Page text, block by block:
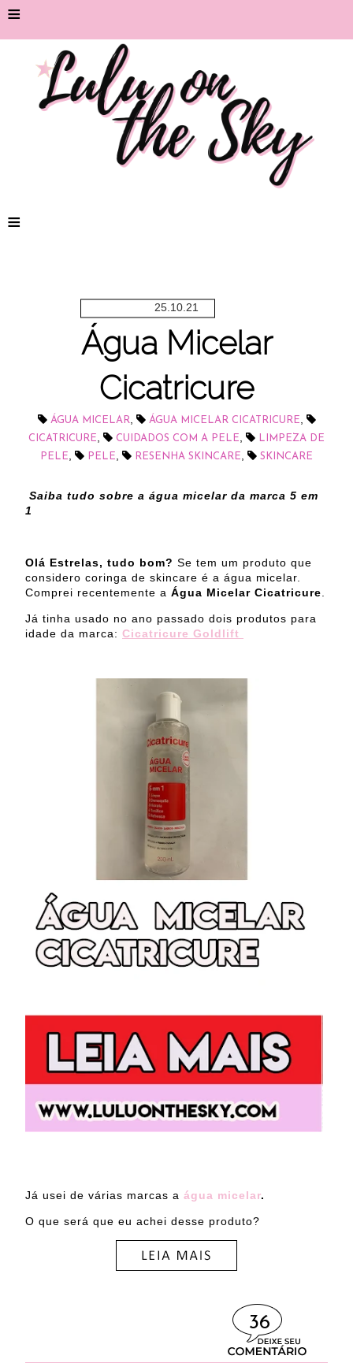
≡
≡
25.10.21
Água Micelar
Cicatricure
ÁGUA MICELAR, ÁGUA MICELAR CICATRICURE,
CICATRICURE, CUIDADOS COM A PELE,
LIMPEZA DE
PELE, PELE, RESENHA SKINCARE, SKINCARE
Saiba tudo sobre a água micelar da marca 5 em
1
Olá Estrelas, tudo bom? Se tem um produto que
considero coringa de skincare é a água micelar.
Comprei recentemente a Água Micelar Cicatricure.
Já tinha usado no ano passado dois produtos para
idade da marca: Cicatricure Goldlift
Já usei de várias marcas a água micelar.
O que será que eu achei desse produto?
36